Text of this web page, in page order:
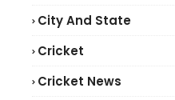
City And State
Cricket
Cricket News